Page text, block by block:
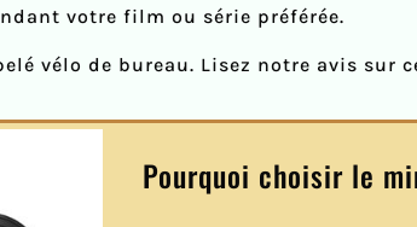
votre film ou série préférée.
vélo de bureau. Lisez notre avis sur
Pourquoi choisir le